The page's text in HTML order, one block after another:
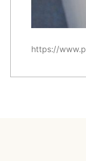
https://